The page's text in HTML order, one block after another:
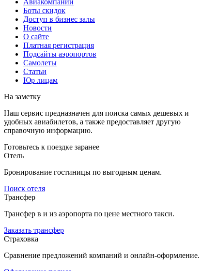
Боты скидок
Доступ в бизнес залы
Новости
О сайте
Платная регистрация
Подсайты аэропортов
Самолеты
Статьи
Юр лицам
На заметку
Наш сервис предназначен для поиска самых дешевых и
удобных авиабилетов, а также предоставляет другую
справочную информацию.
Готовьтесь к поездке заранее
Отель
Бронирование гостиницы по выгодным ценам.
Поиск отеля
Трансфер
Трансфер в и из аэропорта по цене местного такси.
Заказать трансфер
Страховка
Сравнение предложений компаний и онлайн-оформление.